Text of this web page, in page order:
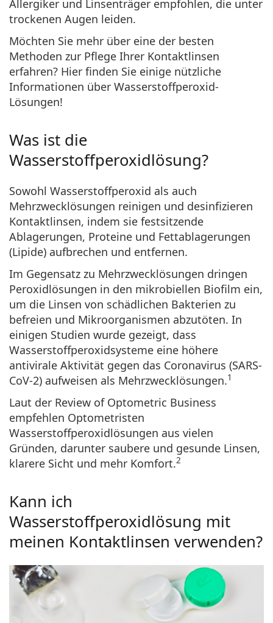
Persol
Alle Marken
ist online
Allergiker und Linsenträger empfohlen, die unter
trockenen Augen leiden.
Möchten Sie mehr über eine der besten
Methoden zur Pflege Ihrer Kontaktlinsen
erfahren? Hier finden Sie einige nützliche
Informationen über Wasserstoffperoxid-
Lösungen!
Was ist die
Wasserstoffperoxidlösung?
Sowohl Wasserstoffperoxid als auch
Mehrzwecklösungen reinigen und desinfizieren
Kontaktlinsen, indem sie festsitzende
Ablagerungen, Proteine und Fettablagerungen
(Lipide) aufbrechen und entfernen.
Im Gegensatz zu Mehrzwecklösungen dringen
Peroxidlösungen in den mikrobiellen Biofilm ein,
um die Linsen von schädlichen Bakterien zu
befreien und Mikroorganismen abzutöten. In
einigen Studien wurde gezeigt, dass
Wasserstoffperoxidsysteme eine höhere
antivirale Aktivität gegen das Coronavirus (SARS-
CoV-2) aufweisen als Mehrzwecklösungen.1
Laut der Review of Optometric Business
empfehlen Optometristen
Wasserstoffperoxidlösungen aus vielen
Gründen, darunter saubere und gesunde Linsen,
klarere Sicht und mehr Komfort.2
Kann ich
Wasserstoffperoxidlösung mit
meinen Kontaktlinsen verwenden?